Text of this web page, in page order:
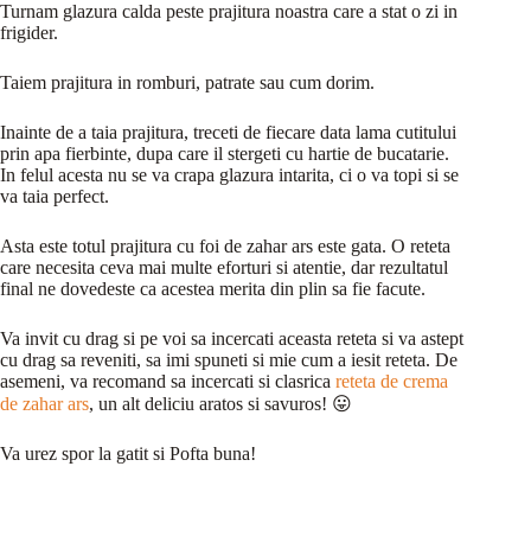
Turnam glazura calda peste prajitura noastra care a stat o zi in
frigider.
Taiem prajitura in romburi, patrate sau cum dorim.
Inainte de a taia prajitura, treceti de fiecare data lama cutitului
prin apa fierbinte, dupa care il stergeti cu hartie de bucatarie.
In felul acesta nu se va crapa glazura intarita, ci o va topi si se
va taia perfect.
Asta este totul prajitura cu foi de zahar ars este gata. O reteta
care necesita ceva mai multe eforturi si atentie, dar rezultatul
final ne dovedeste ca acestea merita din plin sa fie facute.
Va invit cu drag si pe voi sa incercati aceasta reteta si va astept
cu drag sa reveniti, sa imi spuneti si mie cum a iesit reteta. De
asemeni, va recomand sa incercati si clasrica reteta de crema
de zahar ars, un alt deliciu aratos si savuros! 😛
Va urez spor la gatit si Pofta buna!